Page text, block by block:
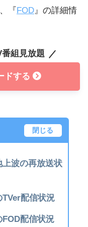
『 FOD』の詳細情
組見放題
ドする
閉じる
上波の再放送状
TVer配信状況
FOD配信状況